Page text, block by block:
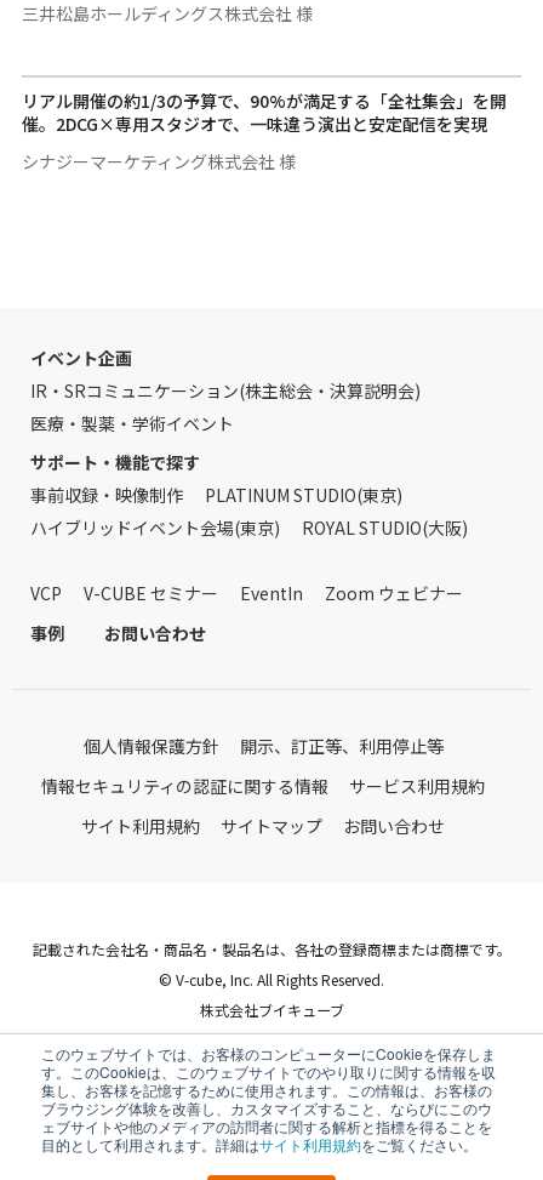
このウェブサイトでは、お客様のコンピューターにCookieを保存しま
す。このCookieは、このウェブサイトでのやり取りに関する情報を収
集し、お客様を記憶するために使用されます。この情報は、お客様の
ブラウジング体験を改善し、カスタマイズすること、ならびにこのウ
ェブサイトや他のメディアの訪問者に関する解析と指標を得ることを
目的として利用されます。詳細はサイト利用規約をご覧ください。
三井松島ホールディングス株式会社 様
リアル開催の約1/3の予算で、90%が満足する「全社集会」を開
催。2DCG×専用スタジオで、一味違う演出と安定配信を実現
シナジーマーケティング株式会社 様
イベント企画
IR・SRコミュニケーション(株主総会・決算説明会)
医療・製薬・学術イベント
サポート・機能で探す
事前収録・映像制作
PLATINUM STUDIO(東京)
ハイブリッドイベント会場(東京)
ROYAL STUDIO(大阪)
VCP V-CUBE セミナー EventIn
Zoom ウェビナー
事例
お問い合わせ
個人情報保護方針
開示、訂正等、利用停止等
情報セキュリティの認証に関する情報
サービス利用規約
サイト利用規約
サイトマップ お問い合わせ
記載された会社名・商品名・製品名は、各社の登録商標または商標です。
© V-cube, Inc. All Rights Reserved.
株式会社ブイキューブ
Follow Us